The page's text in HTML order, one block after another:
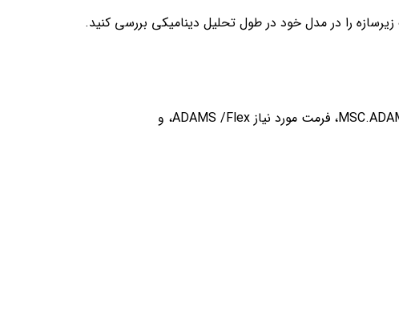
را در مدل خود در طول تحلیل دینامیکی بررسی کنید.